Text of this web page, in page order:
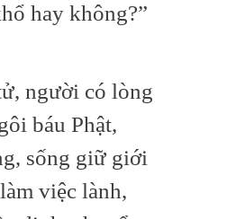
hay không?”
người có lòng
báu Phật,
sống giữ giới
việc lành,